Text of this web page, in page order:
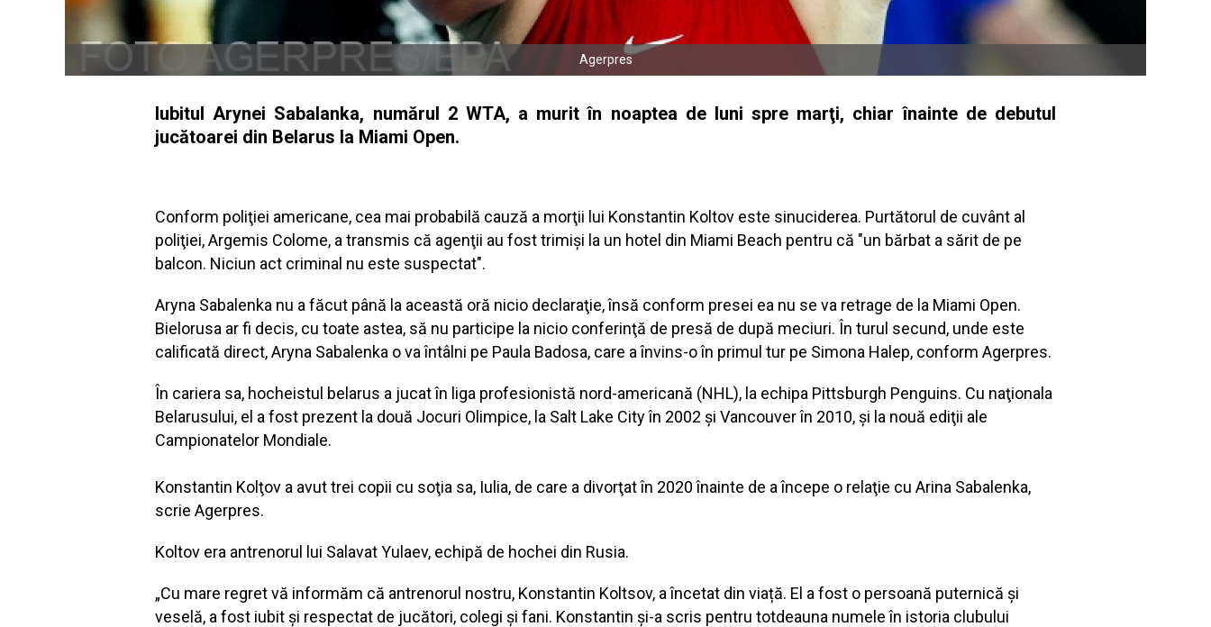
Agerpres
Iubitul Arynei Sabalanka, numărul 2 WTA, a murit în noaptea de luni spre marţi, chiar înainte de debutul
jucătoarei din Belarus la Miami Open.
Conform poliţiei americane, cea mai probabilă cauză a morţii lui Konstantin Koltov este sinuciderea. Purtătorul de cuvânt al
poliţiei, Argemis Colome, a transmis că agenţii au fost trimişi la un hotel din Miami Beach pentru că "un bărbat a sărit de pe
balcon. Niciun act criminal nu este suspectat".
Aryna Sabalenka nu a făcut până la această oră nicio declaraţie, însă conform presei ea nu se va retrage de la Miami Open.
Bielorusa ar fi decis, cu toate astea, să nu participe la nicio conferinţă de presă de după meciuri. În turul secund, unde este
calificată direct, Aryna Sabalenka o va întâlni pe Paula Badosa, care a învins-o în primul tur pe Simona Halep, conform Agerpres.
În cariera sa, hocheistul belarus a jucat în liga profesionistă nord-americană (NHL), la echipa Pittsburgh Penguins. Cu naţionala
Belarusului, el a fost prezent la două Jocuri Olimpice, la Salt Lake City în 2002 şi Vancouver în 2010, şi la nouă ediţii ale
Campionatelor Mondiale.
Konstantin Kolţov a avut trei copii cu soţia sa, Iulia, de care a divorţat în 2020 înainte de a începe o relaţie cu Arina Sabalenka,
scrie Agerpres.
Koltov era antrenorul lui Salavat Yulaev, echipă de hochei din Rusia.
„Cu mare regret vă informăm că antrenorul nostru, Konstantin Koltsov, a încetat din viață. El a fost o persoană puternică și
veselă, a fost iubit și respectat de jucători, colegi și fani. Konstantin și-a scris pentru totdeauna numele în istoria clubului